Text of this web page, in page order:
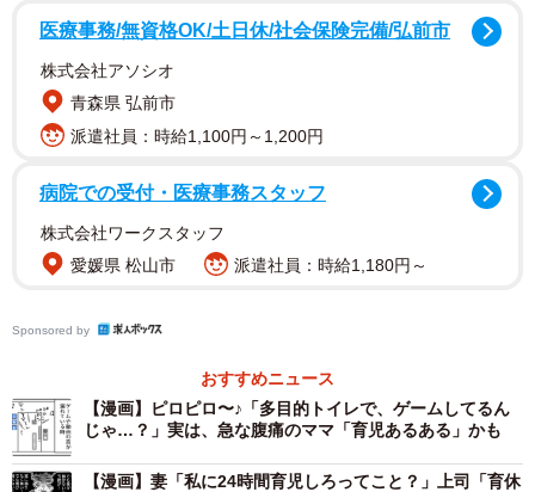
「検証を始めた一番の理由は、『温かいうちに自分のごは
んを食べたい』からです。1歳児は食事中もずっと『マ
マ！』と呼んでくるし目も離せない。でも、わたしだって
温かい味噌汁を飲みたいし、冷めたパスタじゃなく出来立
ごく大事なんです」
はなさんが検証対象に選んだのは、スーパーやドラッグス
パッケージのかわいさやSNSで話題のもの、自宅で定番の
医療事務/無資格OK/土日休/社会保険完備/弘前市
株式会社アソシオ
青森県 弘前市
派遣社員：時給1,100円～1,200円
病院での受付・医療事務スタッフ
株式会社ワークスタッフ
愛媛県 松山市
派遣社員：時給1,180円～
Sponsored by
おすすめニュース
【漫画】ピロピロ〜♪「多目的トイレで、ゲームしてるん
じゃ…？」実は、急な腹痛のママ「育児あるある」かも
【漫画】妻「私に24時間育児しろってこと？」上司「育休